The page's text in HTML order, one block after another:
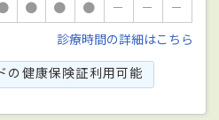
● ● ● － －
－
診療時間の詳細はこちら
の健康保険証利用可能